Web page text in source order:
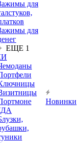
для
для
ЕЩЕ 1
Новинки